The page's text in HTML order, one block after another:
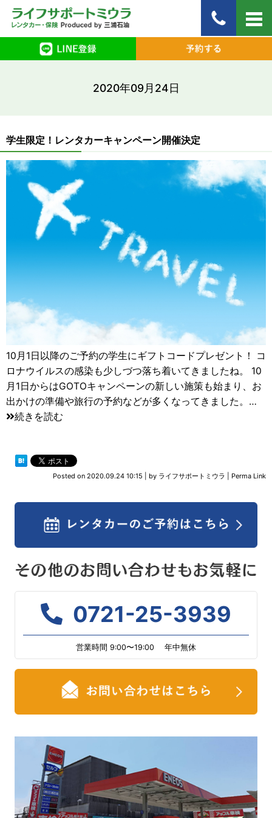
2020年09月24日
学生限定！レンタカーキャンペーン開催決定
10月1日以降のご予約の学生にギフトコードプレゼント！ コ
ロナウイルスの感染も少しづつ落ち着いてきましたね。 10
月1日からはGOTOキャンペーンの新しい施策も始まり、お
出かけの準備や旅行の予約などが多くなってきました。…
続きを読む
Posted on 2020.09.24 10:15 by ライフサポートミウラ Perma Link
0721-25-3939
営業時間 9:00〜19:00 年中無休